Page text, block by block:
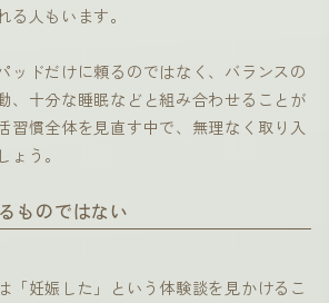
人もいます。
ッドだけに頼るのではなく、バランスの
、十分な睡眠などと組み合わせることが
習慣全体を見直す中で、無理なく取り入
う。
ものではない
「妊娠した」という体験談を見かけるこ